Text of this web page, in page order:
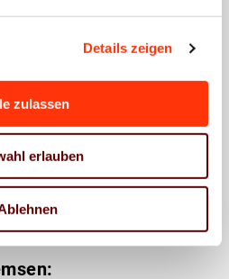
Details zeigen
zulassen
erlauben
auch